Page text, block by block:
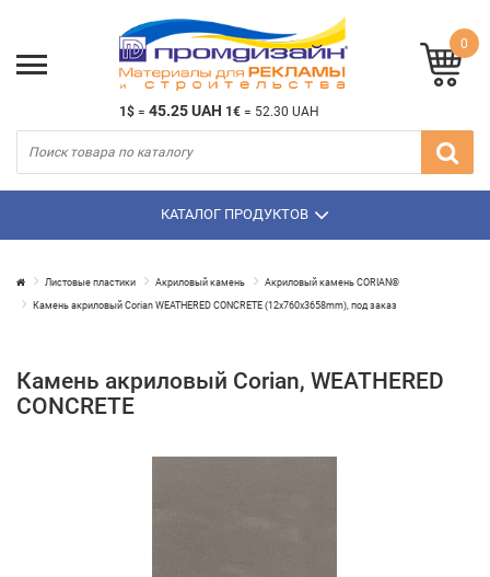
1$ = 45.25 UAH 1€ = 52.30 UAH
0
КАТАЛОГ ПРОДУКТОВ
Листовые пластики Акриловый камень Акриловый камень CORIAN®
Камень акриловый Corian WEATHERED CONCRETE (12х760х3658mm), под заказ
Камень акриловый Corian, WEATHERED
CONCRETE